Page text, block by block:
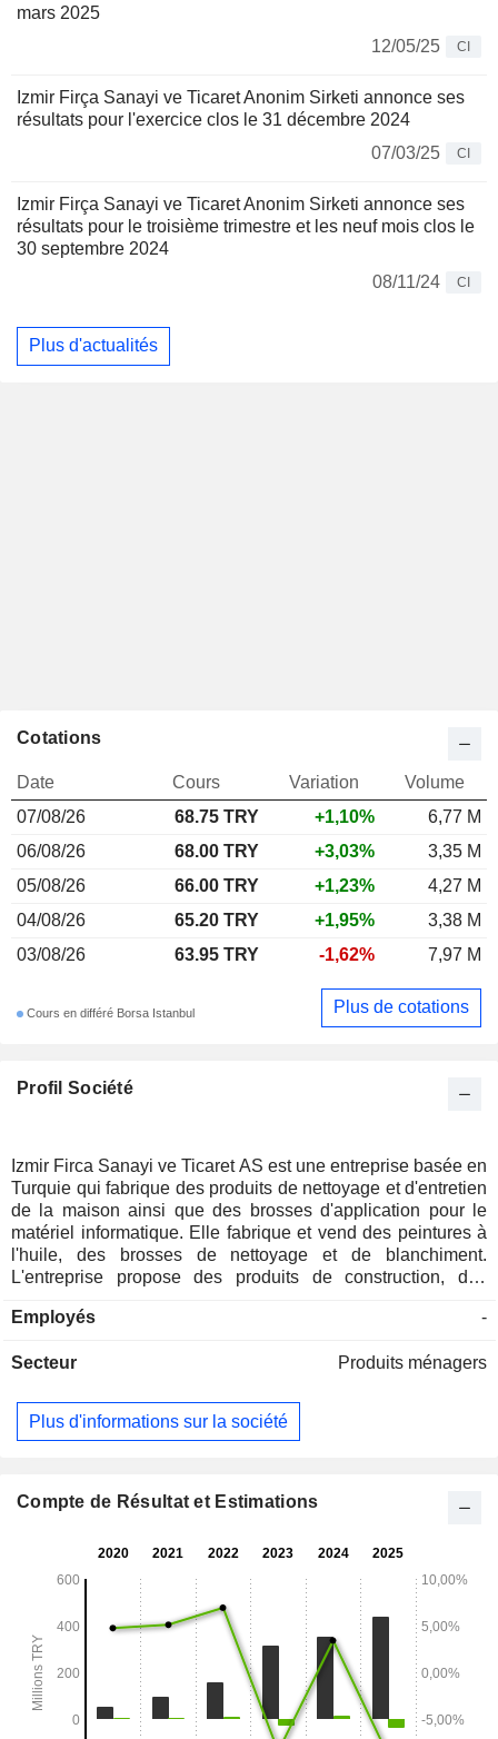
mars 2025
12/05/25
CI
Izmir Firça Sanayi ve Ticaret Anonim Sirketi annonce ses
résultats pour l'exercice clos le 31 décembre 2024
07/03/25
CI
Izmir Firça Sanayi ve Ticaret Anonim Sirketi annonce ses
résultats pour le troisième trimestre et les neuf mois clos le
30 septembre 2024
08/11/24
CI
Plus d'actualités
Profil Société
Izmir Firca Sanayi ve Ticaret AS est une entreprise basée en
Turquie qui fabrique des produits de nettoyage et d'entretien
de la maison ainsi que des brosses d'application pour le
matériel informatique. Elle fabrique et vend des peintures à
l'huile, des brosses de nettoyage et de blanchiment.
L'entreprise propose des produits de construction, des
produits sont divisés en groupes, à savoir : Groupe des
blanchiment en poils naturels, en poils blancs et en
raccourcissement, Groupe des brosses de peinture à l'huile,
Groupe des rouleaux, Groupe de l'acier, Groupe des sous-
des balais à franges, Groupe des produits secondaires,
Employés -
Secteur Produits ménagers
Plus d'informations sur la société
Cotations
Date Cours Variation
Volume
07/08/26
68.75 TRY +1,10%
6,77 M
06/08/26
68.00 TRY +3,03%
3,35 M
05/08/26
66.00 TRY +1,23%
4,27 M
04/08/26
65.20 TRY +1,95%
3,38 M
03/08/26
63.95 TRY -1,62% 7,97 M
Cours en différé Borsa Istanbul Plus de cotations
Compte de Résultat et Estimations